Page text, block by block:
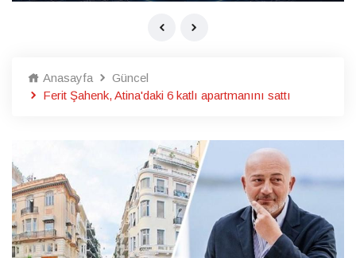
Anasayfa
Güncel
Ferit Şahenk, Atina'daki 6 katlı apartmanını sattı